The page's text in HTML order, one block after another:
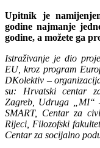
Upitnik je
godine najmanje
godine, a možete ga
Istraživanje je dio
EU, kroz program
DKolektiv –
su: Hrvatski centar
Zagreb, Udruga „MI“
SMART, Centar za
Rijeci, Filozofski
Centar za socijalno